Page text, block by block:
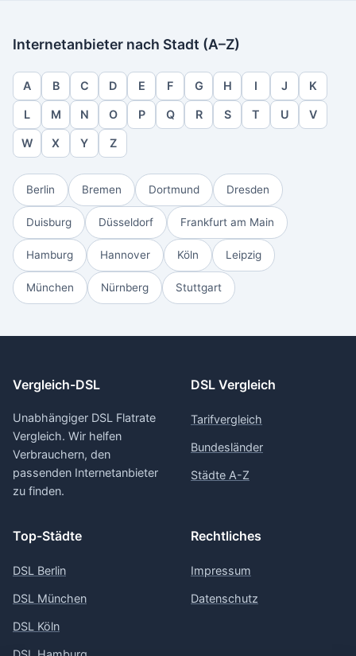
Internetanbieter nach Stadt (A–Z)
A B C D E F G H I J K
L M N O P Q R S T U V
W X Y Z
Berlin Bremen Dortmund Dresden
Duisburg Düsseldorf Frankfurt am Main
Hamburg Hannover Köln Leipzig
München Nürnberg Stuttgart
Vergleich-DSL
Unabhängiger DSL Flatrate
Vergleich. Wir helfen
Verbrauchern, den
passenden Internetanbieter
zu finden.
DSL Vergleich
Tarifvergleich
Bundesländer
Städte A-Z
Top-Städte
DSL Berlin
DSL München
DSL Köln
Rechtliches
Impressum
Datenschutz